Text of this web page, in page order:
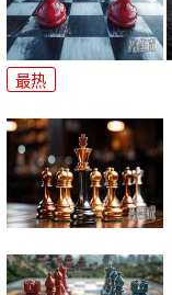
最热